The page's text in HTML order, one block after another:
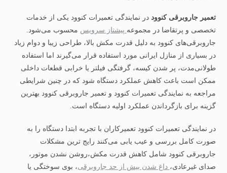
تعمیر جاروبرقی کنوود در نمایندگی تعمیرات کنوود یکی از خدمات
تخصصی و پرتقاضا در مجموعه پیشتاز سرویس محسوب می‌شود.
جاروبرقی‌های کنوود به دلیل قدرت مکش بالا، طراحی زیبا و دوام زیاد
در بسیاری از منازل ایرانی مورد استفاده قرار می‌گیرند اما استفاده
طولانی‌مدت، پر شدن کیسه، گرفتگی فیلتر یا خرابی قطعات داخلی
ممکن است باعث کاهش عملکرد دستگاه شود که در چنین شرایطی
مراجعه به نمایندگی تعمیرات کنوود و تعمیر جاروبرقی کنوود بهترین
گزینه برای بازگرداندن عملکرد اولیه دستگاه است.
در نمایندگی تعمیرات کنوود تعمیرکاران با تجربه ابتدا دستگاه را به‌
صورت کامل بررسی و عیب‌ یابی می‌کنند رایج‌ ترین مشکلات
جاروبرقی کنوود شامل کاهش قدرت مکش،روشن نشدن موتور،
صدای غیرعادی، داغ شدن بیش از حد جاروبرقی، بوی سوختگی یا